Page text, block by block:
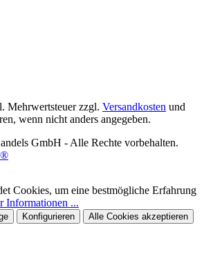
Mehrwertsteuer zzgl. Versandkosten und
wenn nicht anders angegeben.
GmbH - Alle Rechte vorbehalten.
Cookies, um eine bestmögliche Erfahrung
Informationen ...
Konfigurieren Alle Cookies akzeptieren